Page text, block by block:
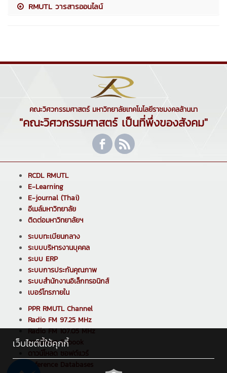
RMUTL วารสารออนไลน์
คณะวิศวกรรมศาสตร์ มหาวิทยาลัยเทคโนโลยีราชมงคลล้านนา
"คณะวิศวกรรมศาสตร์ เป็นที่พึ่งของสังคม"
RCDL RMUTL
E-Learning
E-journal (Thai)
อีเมล์มหาวิทยาลัย
ติดต่อมหาวิทยาลัยฯ
ระบบทะเบียนกลาง
ระบบบริหารงานบุคคล
ระบบ ERP
ระบบการประกันคุณภาพ
ระบบสำนักงานอิเล็กทรอนิกส์
เบอร์โทรภายใน
PPR RMUTL Channel
Radio FM 97.25 MHz
Radio FM 107.05 MHz
ดาวน์โหลด E-book
ดาวน์โหลด ซอฟต์แวร์
Reference Databases
เว็บไซต์นี้ใช้คุกกี้